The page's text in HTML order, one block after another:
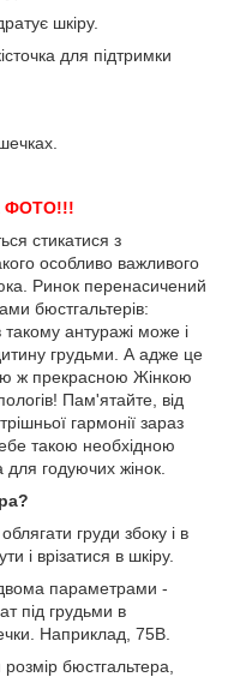
шкіру.
для підтримки
ФОТО!!!
стикатися з
особливо важливого
Ринок перенасичений
бюстгальтерів:
антуражі може і
грудьми. А адже це
ж прекрасною Жінкою
Пам'ятайте, від
гармонії зараз
такою необхідною
для годуючих жінок.
груди збоку і в
і врізатися в шкіру.
параметрами -
під грудьми в
Наприклад, 75В.
бюстгальтера,